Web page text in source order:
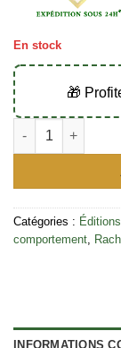
En stock
🎁
quantité de La
Catégories :
comportement
INFORMATIONS